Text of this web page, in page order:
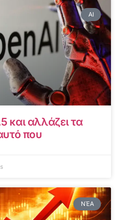
AI
και αλλάζει τα
που
ΝΈΑ